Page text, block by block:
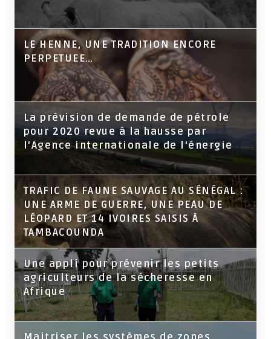
LE HENNE, UNE TRADITION ENCORE
PERPETUEE…
La prévision de demande de pétrole
pour 2020 revue à la hausse par
l'Agence internationale de l'énergie
TRAFIC DE FAUNE SAUVAGE AU SÉNÉGAL :
UNE ARME DE GUERRE, UNE PEAU DE
LÉOPARD ET 14 IVOIRES SAISIS À
TAMBACOUNDA
Une appli pour prévenir les petits
agriculteurs de la sécheresse en
Afrique